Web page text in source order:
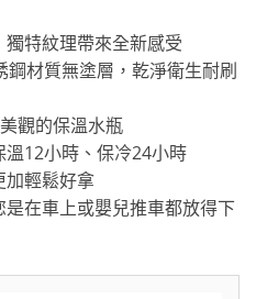
特紋理帶來全新感受
材質無塗層，乾淨衛生耐刷
觀的保溫水瓶
12小時、保冷24小時
加輕鬆好拿
在車上或嬰兒推車都放得下